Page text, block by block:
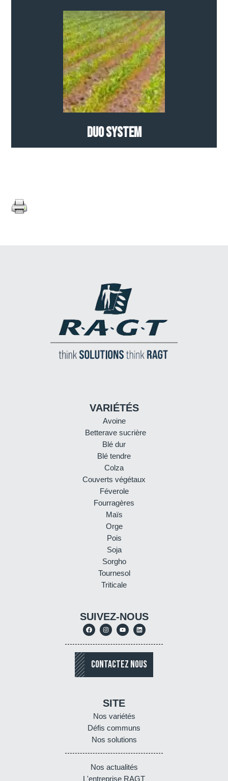
Duo System
VARIÉTÉS
Avoine
Betterave sucrière
Blé dur
Blé tendre
Colza
Couverts végétaux
Féverole
Fourragères
Maïs
Orge
Pois
Soja
Sorgho
Tournesol
Triticale
SUIVEZ-NOUS
CONTACTEZ NOUS
SITE
Nos variétés
Défis communs
Nos solutions
Nos actualités
L'entreprise RAGT